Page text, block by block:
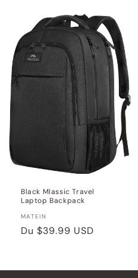
Black Mlassic Travel
Laptop Backpack
Distributeur :
MATEIN
Prix
Du $39.99 USD